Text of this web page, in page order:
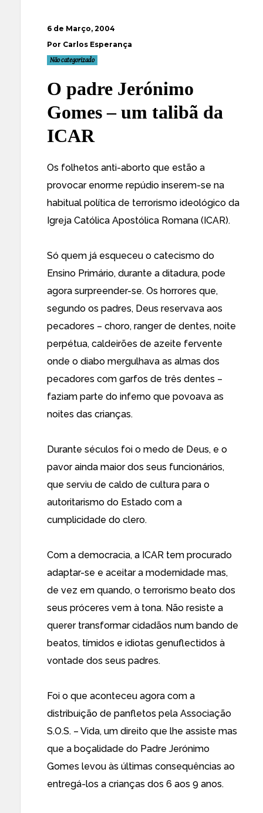
6 de Março, 2004
Por Carlos Esperança
Não categorizado
O padre Jerónimo
Gomes – um talibã da
ICAR
Os folhetos anti-aborto que estão a
provocar enorme repúdio inserem-se na
habitual política de terrorismo ideológico da
Igreja Católica Apostólica Romana (ICAR).
Só quem já esqueceu o catecismo do
Ensino Primário, durante a ditadura, pode
agora surpreender-se. Os horrores que,
segundo os padres, Deus reservava aos
pecadores – choro, ranger de dentes, noite
perpétua, caldeirões de azeite fervente
onde o diabo mergulhava as almas dos
pecadores com garfos de três dentes –
faziam parte do inferno que povoava as
noites das crianças.
Durante séculos foi o medo de Deus, e o
pavor ainda maior dos seus funcionários,
que serviu de caldo de cultura para o
autoritarismo do Estado com a
cumplicidade do clero.
Com a democracia, a ICAR tem procurado
adaptar-se e aceitar a modernidade mas,
de vez em quando, o terrorismo beato dos
seus próceres vem à tona. Não resiste a
querer transformar cidadãos num bando de
beatos, tímidos e idiotas genuflectidos à
vontade dos seus padres.
Foi o que aconteceu agora com a
distribuição de panfletos pela Associação
S.O.S. – Vida, um direito que lhe assiste mas
que a boçalidade do Padre Jerónimo
Gomes levou às últimas consequências ao
entregá-los a crianças dos 6 aos 9 anos.